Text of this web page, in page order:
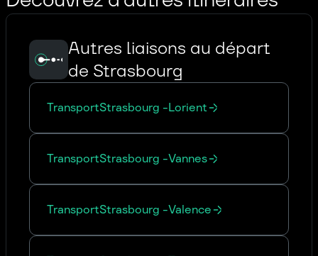
Autres liaisons au départ
de Strasbourg
TransportStrasbourg -Lorient
TransportStrasbourg -Vannes
TransportStrasbourg -Valence